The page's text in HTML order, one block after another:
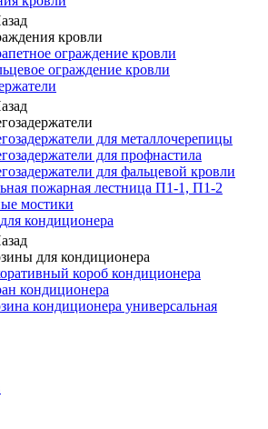
кровли
ограждение кровли
ограждение кровли
для металлочерепицы
для профнастила
для фальцевой кровли
пожарная лестница П1-1, П1-2
мостики
кондиционера
для кондиционера
короб кондиционера
кондиционера
кондиционера универсальная